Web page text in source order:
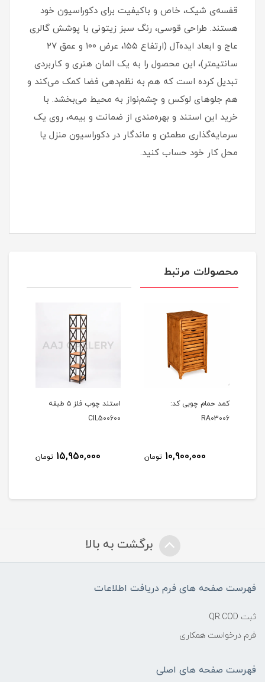
قفسه‌ی شیک، خاص و باکیفیت برای دکوراسیون خود
هستند. طراحی قوسی، رنگ سبز زیتونی با پوشش گالری
عاج و ابعاد ایده‌آل (ارتفاع ۱۵۵، عرض ۱۰۰ و عمق ۲۷
سانتیمتر)، این محصول را به یک المان هنری و کاربردی
تبدیل کرده است که هم به نظم‌دهی فضا کمک می‌کند و
هم جلوهای لوکس و چشم‌نواز به محیط می‌بخشد. با
خرید این استند و بهره‌مندی از ضمانت و بیمه، روی یک
سرمایه‌گذاری مطمئن و ماندگار در دکوراسیون منزل یا
محل کار خود حساب کنید.
محصولات مرتبط
کمد حمام چوبی کد:
RA03006
10,900,000 تومان
استند چوب فلز ۵ طبقه
CIL500600
15,950,000 تومان
برگشت به بالا
فهرست صفحه های فرم دریافت اطلاعات
ثبت QR.COD
فرم درخواست همکاری
فهرست صفحه های اصلی